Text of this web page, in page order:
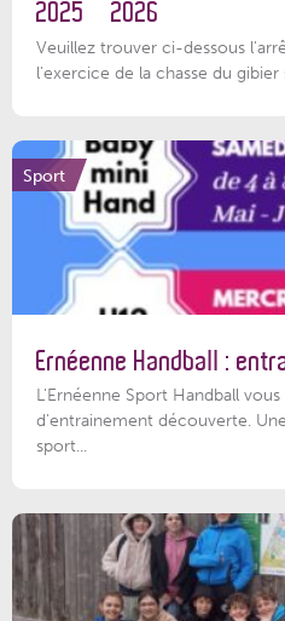
2025 – 2026
Veuillez trouver ci-dessous
l'exercice de la chasse du gibier
Sport
Ernéenne Handball :
L'Ernéenne Sport Handball
d'entrainement découverte.
sport...